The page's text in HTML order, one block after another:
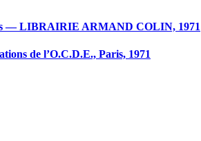
— LIBRAIRIE ARMAND COLIN, 1971
de l’O.C.D.E., Paris, 1971